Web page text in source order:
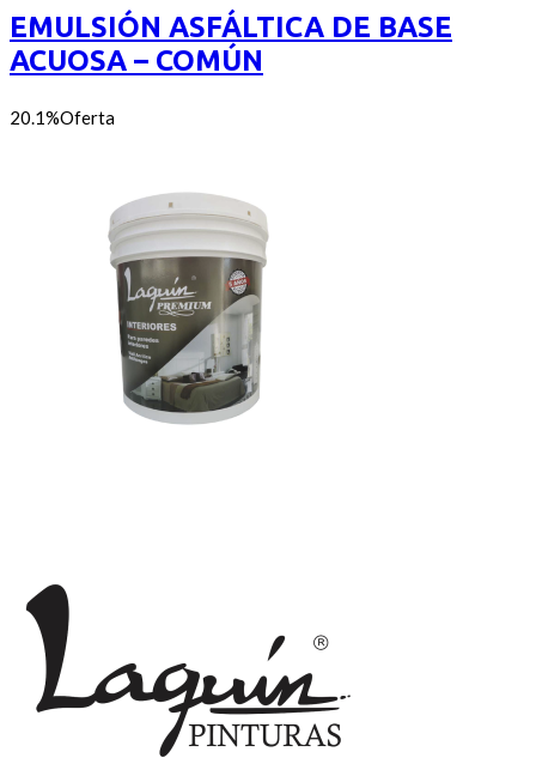
desde
$522
hasta
$11.337
EMULSIÓN ASFÁLTICA DE BASE
ACUOSA – COMÚN
20.1%Oferta